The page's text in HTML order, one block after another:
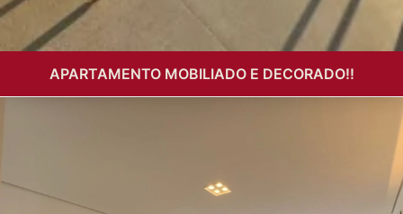
APARTAMENTO MOBILIADO E DECORADO!!